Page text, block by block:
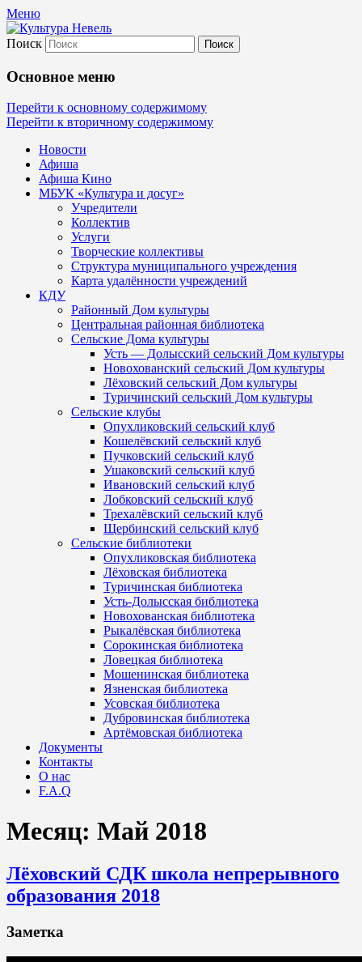
Меню
Культура Невель
МБУК Невельского района "Культура
и досуг"
Поиск
Основное меню
Перейти к основному содержимому
Перейти к вторичному содержимому
Новости
Афиша
Афиша Кино
МБУК «Культура и досуг»
Учредители
Коллектив
Услуги
Творческие коллективы
Структура муниципального учреждения
Карта удалённости учреждений
КДУ
Районный Дом культуры
Центральная районная библиотека
Сельские Дома культуры
Усть — Долысский сельский Дом культуры
Новохованский сельский Дом культуры
Лёховский сельский Дом культуры
Туричинский сельский Дом культуры
Сельские клубы
Опухликовский сельский клуб
Кошелёвский сельский клуб
Пучковский сельский клуб
Ушаковский сельский клуб
Ивановский сельский клуб
Лобковский сельский клуб
Трехалёвский сельский клуб
Щербинский сельский клуб
Сельские библиотеки
Опухликовская библиотека
Лёховская библиотека
Туричинская библиотека
Усть-Долысская библиотека
Новохованская библиотека
Рыкалёвская библиотека
Сорокинская библиотека
Ловецкая библиотека
Мошенинская библиотека
Язненская библиотека
Усовская библиотека
Дубровинская библиотека
Артёмовская библиотека
Документы
Контакты
О нас
F.A.Q
Месяц: Май 2018
Лёховский СДК школа непрерывного
образования 2018
Заметка